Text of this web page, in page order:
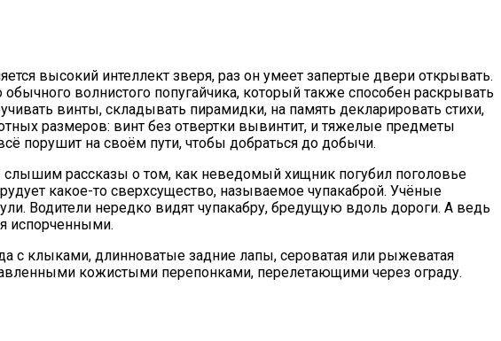
высокий интеллект зверя, раз он умеет запертые двери открывать.
волнистого попугайчика, который также способен раскрывать
винты, складывать пирамидки, на память декларировать стихи,
размеров: винт без отвертки вывинтит, и тяжелые предметы
порушит на своём пути, чтобы добраться до добычи.
рассказы о том, как неведомый хищник погубил поголовье
какое-то сверхсущество, называемое чупакаброй. Учёные
Водители нередко видят чупакабру, бредущую вдоль дороги. А ведь
испорченными.
с клыками, длинноватые задние лапы, сероватая или рыжеватая
кожистыми перепонками, перелетающими через ограду.